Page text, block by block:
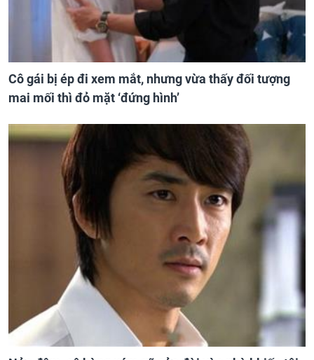
Cô gái bị ép đi xem mắt, nhưng vừa thấy đối tượng
mai mối thì đỏ mặt ‘đứng hình’